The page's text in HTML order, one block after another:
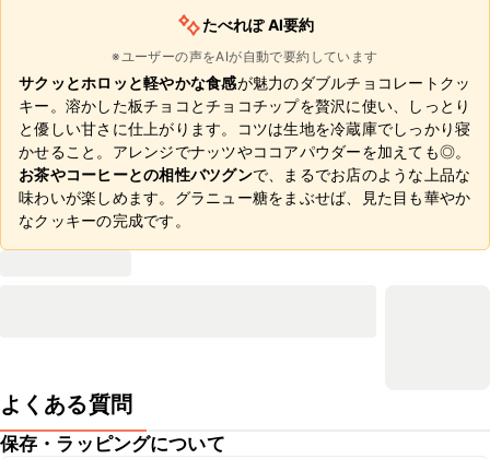
たべれぽ AI要約
※ユーザーの声をAIが自動で要約しています
サクッとホロッと軽やかな食感が魅力のダブルチョコレートクッ
キー。溶かした板チョコとチョコチップを贅沢に使い、しっとり
と優しい甘さに仕上がります。コツは生地を冷蔵庫でしっかり寝
かせること。アレンジでナッツやココアパウダーを加えても◎。
お茶やコーヒーとの相性バツグンで、まるでお店のような上品な
味わいが楽しめます。グラニュー糖をまぶせば、見た目も華やか
なクッキーの完成です。
よくある質問
保存・ラッピングについて